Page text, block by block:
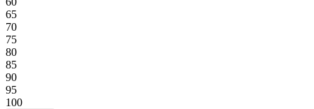
65
70
75
80
85
90
95
100